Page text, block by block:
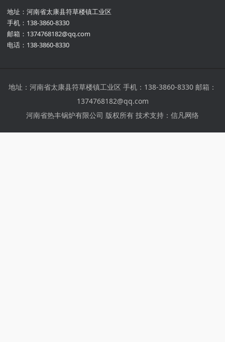
地址：河南省太康县符草楼镇工业区
手机：138-3860-8330
邮箱：1374768182@qq.com
电话：138-3860-8330
地址：河南省太康县符草楼镇工业区 手机：138-3860-8330 邮箱：
1374768182@qq.com
河南省热丰锅炉有限公司 版权所有 技术支持：信凡网络